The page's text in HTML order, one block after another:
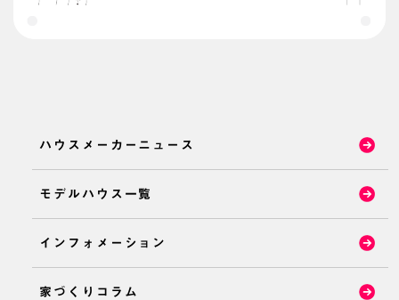
ハウスメーカーニュース
モデルハウス一覧
インフォメーション
家づくりコラム